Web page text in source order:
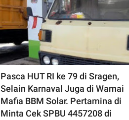
Pasca HUT RI ke 79 di Sragen,
Selain Karnaval Juga di Warnai
Mafia BBM Solar. Pertamina di
Minta Cek SPBU 4457208 di